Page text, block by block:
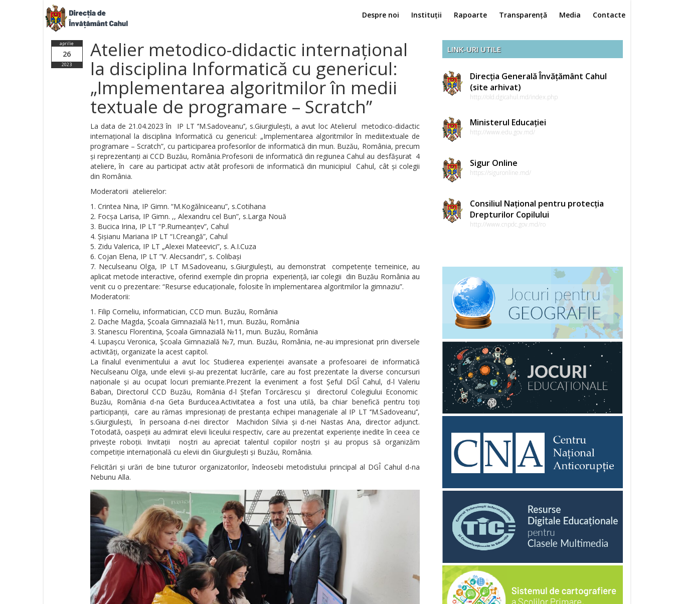
Despre noi Instituții Rapoarte Transparență Media Contacte
aprilie
26
2023
Atelier metodico-didactic internațional
la disciplina Informatică cu genericul:
„Implementarea algoritmilor în medii
textuale de programare – Scratch”
La data de 21.04.2023 în IP LT ‘’M.Sadoveanu’’, s.Giurgiulești, a avut loc Atelierul metodico-didactic
internațional la disciplina Informatică cu genericul: „Implementarea algoritmilor în mediitextuale de
programare – Scratch”, cu participarea profesorilor de informatică din mun. Buzău, România, precum
și reprezentanți ai CCD Buzău, România.Profesorii de informatică din regiunea Cahul au desfășurat 4
ateliere, în care au participat activ atât profesorii de informatică din municipiul Cahul, cât și colegii
din România.
Moderatorii atelierelor:
Crintea Nina, IP Gimn. “M.Kogălniceanu”, s.Cotihana
Focșa Larisa, IP Gimn. ,, Alexandru cel Bun”, s.Larga Nouă
Bucica Irina, IP LT “P.Rumeanțev”, Cahul
Șișianu Mariana IP LT “I.Creangă”, Cahul
Zidu Valerica, IP LT „Alexei Mateevici”, s. A.I.Cuza
Cojan Elena, IP LT ”V. Alecsandri”, s. Colibași
Neculseanu Olga, IP LT M.Sadoveanu, s.Giurgiulești, au demonstrat competențe temeinice, au
aplicat metode interactive, oferind exemple din propria experiență, iar colegii din Buzău România au
venit cu o prezentare: “Resurse educaționale, folosite în implementarea algoritmilor la gimnaziu”.
Moderatorii:
Filip Corneliu, informatician, CCD mun. Buzău, România
Dache Magda, Școala Gimnazială №11, mun. Buzău, România
Stanescu Florentina, Școala Gimnazială №11, mun. Buzău, România
Lupașcu Veronica, Școala Gimnazială №7, mun. Buzău, România, ne-au impresionat prin diversele
activități, organizate la acest capitol.
La finalul evenimentului a avut loc Studierea experienței avansate a profesoarei de informatică
Neculseanu Olga, unde elevii și-au prezentat lucrările, care au fost prezentate la diverse concursuri
naționale și au ocupat locuri premiante.Prezent la eveniment a fost Șeful DGÎ Cahul, d-l Valeriu
Baban, Directorul CCD Buzău, România d-l Ștefan Torcărescu și directorul Colegiului Economic
Buzău, România d-na Geta Burducea.Activitatea a fost una utilă, ba chiar benefică pentru toți
participanții, care au rămas impresionați de prestanța echipei manageriale al IP LT ‘’M.Sadoveanu’’,
s.Giurgiulești, în persoana d-nei director Machidon Silvia și d-nei Nastas Ana, director adjunct.
Totodată, oaspeții au admirat elevii liceului respectiv, care au prezentat experiențe inedite în ceea ce
privește roboții. Invitații noștri au apreciat talentul copiilor noștri și au propus să organizăm
competiție internațională cu elevii din Giurgiulești și Buzău, România.
Felicitări și urări de bine tuturor organizatorilor, îndeosebi metodistului principal al DGÎ Cahul d-na
Nebunu Alla.
LINK-URI UTILE
Direcția Generală Învățământ Cahul
(site arhivat)
http://old.dgicahul.md/index.php
Ministerul Educației
http://www.edu.gov.md/
Sigur Online
https://siguronline.md/
Consiliul Național pentru protecția
Drepturilor Copilului
http://www.cnpdc.gov.md/ro